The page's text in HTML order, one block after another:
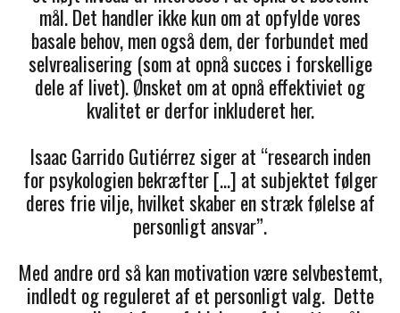
mål. Det handler ikke kun om at opfylde vores
basale behov, men også dem, der forbundet med
selvrealisering (som at opnå succes i forskellige
dele af livet). Ønsket om at opnå effektiviet og
kvalitet er derfor inkluderet her.
Isaac Garrido Gutiérrez siger at “research inden
for psykologien bekræfter […] at subjektet følger
deres frie vilje, hvilket skaber en stræk følelse af
personligt ansvar”.
Med andre ord så kan motivation være selvbestemt,
indledt og reguleret af et personligt valg. Dette